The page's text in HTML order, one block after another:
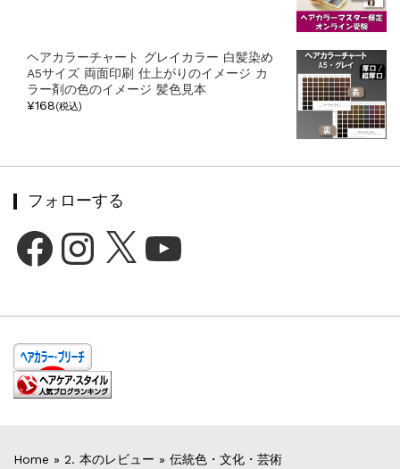
ヘアカラーチャート グレイカラー 白髪染め
A5サイズ 両面印刷 仕上がりのイメージ カ
ラー剤の色のイメージ 髪色見本
¥168(税込)
フォローする
FacebookInstagram YouTube
Home » 2. 本のレビュー » 伝統色・文化・芸術